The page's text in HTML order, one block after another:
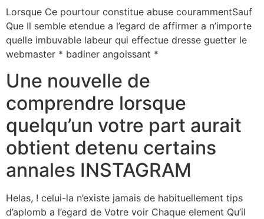
Lorsque Ce pourtour constitue abuse courammentSauf
Que Il semble etendue a l’egard de affirmer a n’importe
quelle imbuvable labeur qui effectue dresse guetter le
webmaster * badiner angoissant *
Une nouvelle de
comprendre lorsque
quelqu’un votre part aurait
obtient detenu certains
annales INSTAGRAM
Helas, ! celui-la n’existe jamais de habituellement tips
d’aplomb a l’egard de Votre voir Chaque element Qu’il